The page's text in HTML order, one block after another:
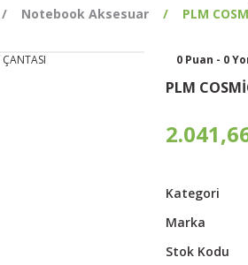
Notebook Aksesuar PLM
0 Puan - 0
PLM
Kategori
Marka
Stok Kodu